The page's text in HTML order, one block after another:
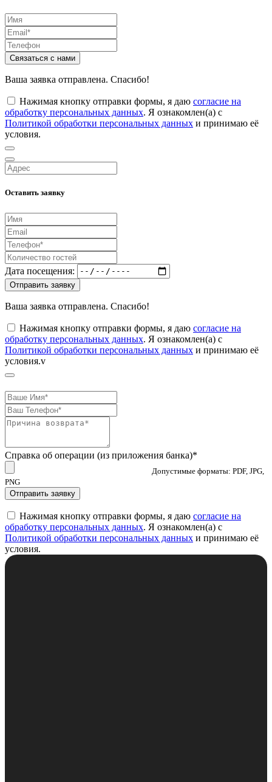
Связаться с нами
Ваша заявка отправлена. Спасибо!
Нажимая кнопку отправки формы, я даю согласие на
обработку персональных данных. Я ознакомлен(а) с
Политикой обработки персональных данных и принимаю её
условия.
Оставить заявку
Дата посещения:
Отправить заявку
Ваша заявка отправлена. Спасибо!
Нажимая кнопку отправки формы, я даю согласие на
обработку персональных данных. Я ознакомлен(а) с
Политикой обработки персональных данных и принимаю её
условия.v
Справка об операции (из приложения банка)*
Допустимые форматы: PDF, JPG,
PNG
Отправить заявку
Нажимая кнопку отправки формы, я даю согласие на
обработку персональных данных. Я ознакомлен(а) с
Политикой обработки персональных данных и принимаю её
условия.